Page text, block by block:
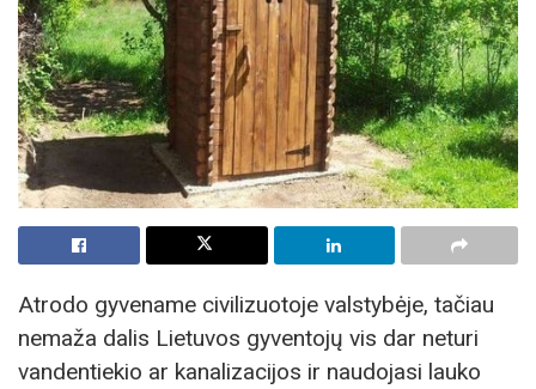
Atrodo gyvename civilizuotoje valstybėje, tačiau
nemaža dalis Lietuvos gyventojų vis dar neturi
vandentiekio ar kanalizacijos ir naudojasi lauko